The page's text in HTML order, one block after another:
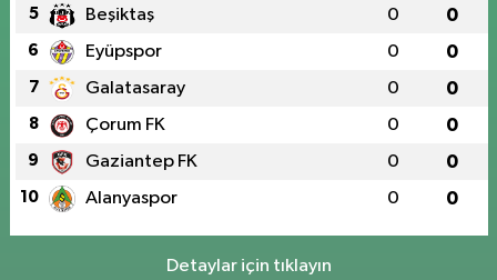
5 Beşiktaş 0 0
6 Eyüpspor 0 0
7 Galatasaray 0 0
8 Çorum FK 0 0
9 Gaziantep FK 0 0
10 Alanyaspor 0 0
Detaylar için tıklayın